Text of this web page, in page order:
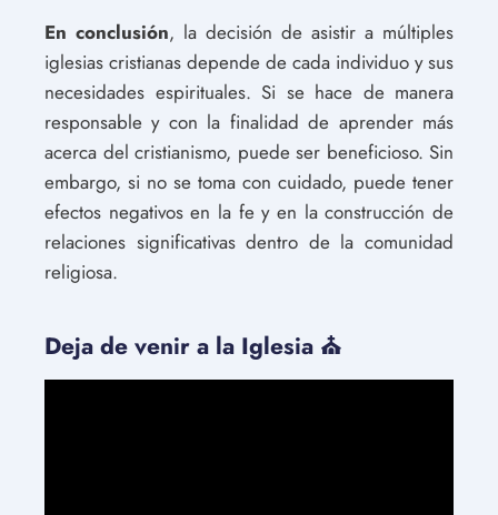
En conclusión, la decisión de asistir a múltiples
iglesias cristianas depende de cada individuo y sus
necesidades espirituales. Si se hace de manera
responsable y con la finalidad de aprender más
acerca del cristianismo, puede ser beneficioso. Sin
embargo, si no se toma con cuidado, puede tener
efectos negativos en la fe y en la construcción de
relaciones significativas dentro de la comunidad
religiosa.
Deja de venir a la Iglesia ⛪